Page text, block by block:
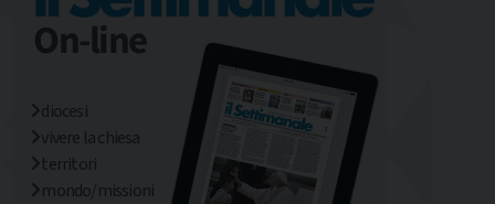
diocesi
vivere la chiesa
territori
mondo/missioni